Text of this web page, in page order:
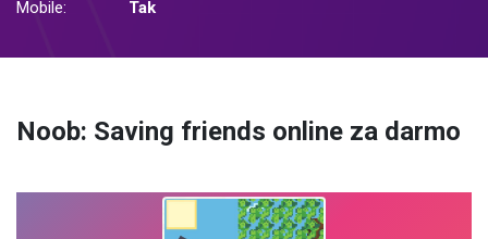
Mobile:
Tak
Noob: Saving friends online za darmo